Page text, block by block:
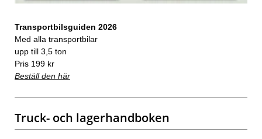
Transportbilsguiden 2026
Med alla transportbilar
upp till 3,5 ton
Pris 199 kr
Beställ den här
Truck- och lagerhandboken